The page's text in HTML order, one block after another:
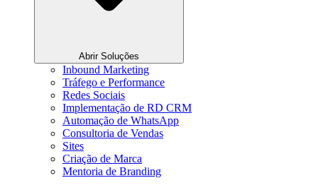
Abrir Soluções
Inbound Marketing
Tráfego e Performance
Redes Sociais
Implementação de RD CRM
Automação de WhatsApp
Consultoria de Vendas
Sites
Criação de Marca
Mentoria de Branding